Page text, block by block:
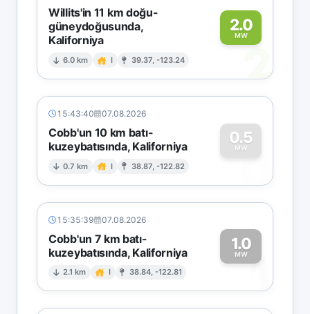
Willits'in 11 km doğu-
güneydoğusunda,
Kaliforniya
6.0 km I 39.37, -123.24
2.0
MW
2
15:43:40 07.08.2026
Cobb'un 10 km batı-
kuzeybatısında, Kaliforniya
0.7 km I 38.87, -122.82
0.5
MW
0
15:35:39 07.08.2026
Cobb'un 7 km batı-
kuzeybatısında, Kaliforniya
2.1 km I 38.84, -122.81
1.0
MW1